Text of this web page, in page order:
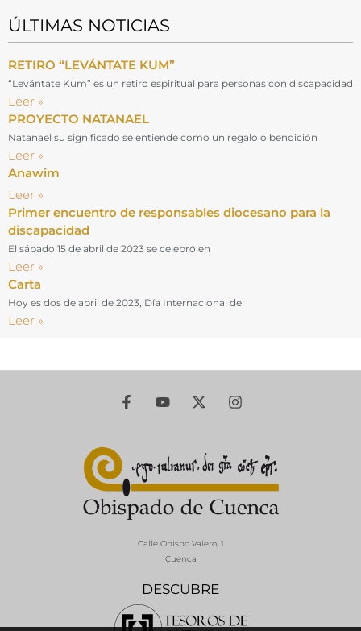
ÚLTIMAS NOTICIAS
RETIRO “LEVÁNTATE KUM”
“Levántate Kum” es un retiro espiritual para personas con discapacidad
Leer »
PROYECTO NATANAEL
Natanael su significado se entiende como un regalo o bendición
Leer »
Anawim
Leer »
Primer encuentro de responsables diocesano para la
discapacidad
El sábado 15 de abril de 2023 se celebró en
Leer »
Carta
Hoy es dos de abril de 2023, Día Internacional del
Leer »
DESCUBRE
Calle Obispo Valero, 1
Cuenca